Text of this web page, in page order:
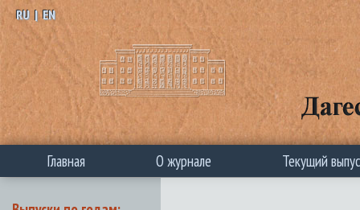
RU | EN
Главная О журнале Текущий